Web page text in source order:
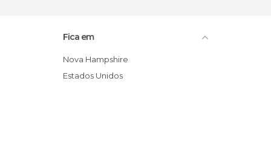
Fica em
Nova Hampshire
Estados Unidos